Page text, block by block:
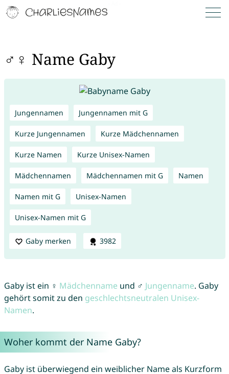
♂♀ Name Gaby
Jungennamen Jungennamen mit G
Kurze Jungennamen Kurze Mädchennamen
Kurze Namen Kurze Unisex-Namen
Mädchennamen Mädchennamen mit G Namen
Namen mit G Unisex-Namen
Unisex-Namen mit G
Gaby merken 3982
Gaby ist ein ♀ Mädchenname und ♂ Jungenname. Gaby
gehört somit zu den geschlechtsneutralen Unisex-
Namen.
Woher kommt der Name Gaby?
Gaby ist überwiegend ein weiblicher Name als Kurzform